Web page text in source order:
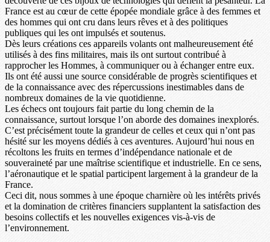
France est au cœur de cette épopée mondiale grâce à des femmes et
des hommes qui ont cru dans leurs rêves et à des politiques
publiques qui les ont impulsés et soutenus.
Dès leurs créations ces appareils volants ont malheureusement été
utilisés à des fins militaires, mais ils ont surtout contribué à
rapprocher les Hommes, à communiquer ou à échanger entre eux.
Ils ont été aussi une source considérable de progrès scientifiques et
de la connaissance avec des répercussions inestimables dans de
nombreux domaines de la vie quotidienne.
Les échecs ont toujours fait partie du long chemin de la
connaissance, surtout lorsque l’on aborde des domaines inexplorés.
C’est précisément toute la grandeur de celles et ceux qui n’ont pas
hésité sur les moyens dédiés à ces aventures. Aujourd’hui nous en
récoltons les fruits en termes d’indépendance nationale et de
souveraineté par une maîtrise scientifique et industrielle. En ce sens,
l’aéronautique et le spatial participent largement à la grandeur de la
France.
Ceci dit, nous sommes à une époque charnière où les intérêts privés
et la domination de critères financiers supplantent la satisfaction des
besoins collectifs et les nouvelles exigences vis-à-vis de
l’environnement.